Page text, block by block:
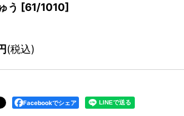
う [61/1010]
(税込)
Facebookでシェア